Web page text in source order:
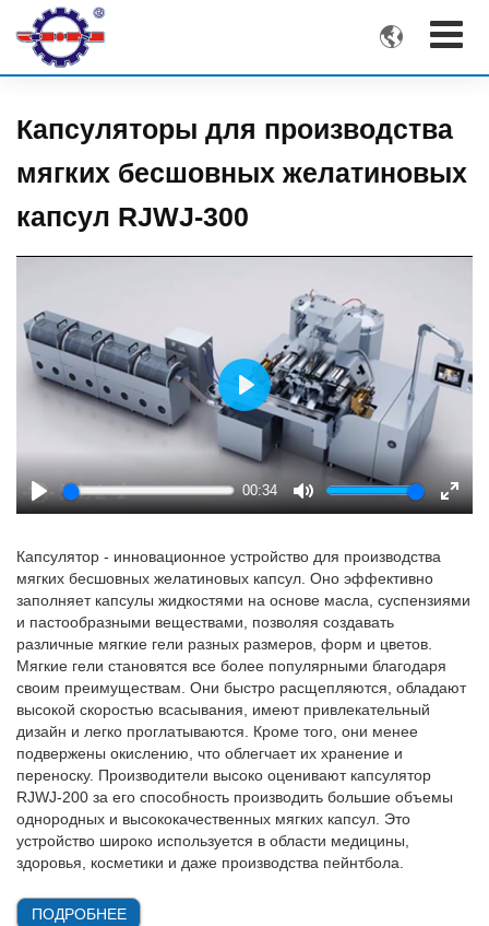

Капсуляторы для производства
мягких бесшовных желатиновых
капсул RJWJ-300
Play
00:34
Mute
Enter
Play
Капсулятор - инновационное устройство для производства
мягких бесшовных желатиновых капсул. Оно эффективно
заполняет капсулы жидкостями на основе масла, суспензиями
и пастообразными веществами, позволяя создавать
различные мягкие гели разных размеров, форм и цветов.
Мягкие гели становятся все более популярными благодаря
своим преимуществам. Они быстро расщепляются, обладают
высокой скоростью всасывания, имеют привлекательный
дизайн и легко проглатываются. Кроме того, они менее
подвержены окислению, что облегчает их хранение и
переноску. Производители высоко оценивают капсулятор
RJWJ-200 за его способность производить большие объемы
однородных и высококачественных мягких капсул. Это
устройство широко используется в области медицины,
здоровья, косметики и даже производства пейнтбола.
ПОДРОБНЕЕ